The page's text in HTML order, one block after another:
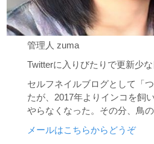
管理人 zuma
Twitterに入りびたりで更新少な
セルフネイルブログとして「
たが、2017年よりインコを飼
やらなくなった。その分、鳥の
メールはこちらからどうぞ